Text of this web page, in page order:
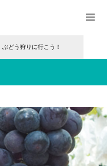
ぶどう狩りに行こう！